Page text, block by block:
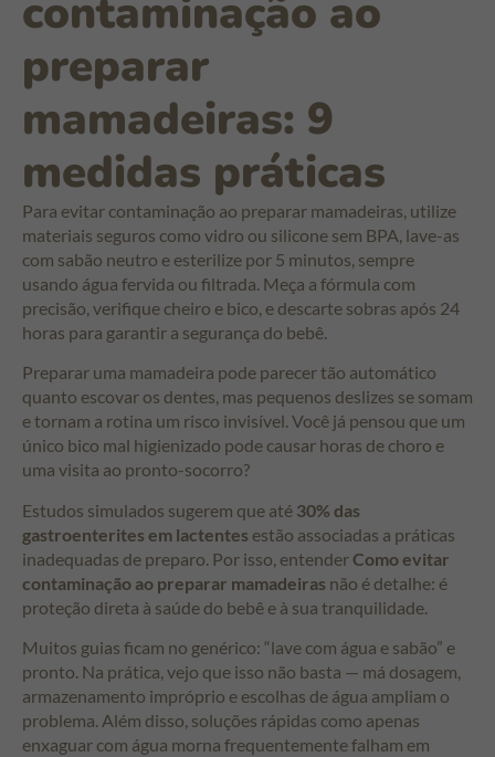
contaminação ao
preparar
mamadeiras: 9
medidas práticas
Para evitar contaminação ao preparar mamadeiras, utilize
materiais seguros como vidro ou silicone sem BPA, lave-as
com sabão neutro e esterilize por 5 minutos, sempre
usando água fervida ou filtrada. Meça a fórmula com
precisão, verifique cheiro e bico, e descarte sobras após 24
horas para garantir a segurança do bebê.
Preparar uma mamadeira pode parecer tão automático
quanto escovar os dentes, mas pequenos deslizes se somam
e tornam a rotina um risco invisível. Você já pensou que um
único bico mal higienizado pode causar horas de choro e
uma visita ao pronto-socorro?
Estudos simulados sugerem que até 30% das
gastroenterites em lactentes estão associadas a práticas
inadequadas de preparo. Por isso, entenderComo evitar
contaminação ao preparar mamadeiras não é detalhe: é
proteção direta à saúde do bebê e à sua tranquilidade.
Muitos guias ficam no genérico: “lave com água e sabão” e
pronto. Na prática, vejo que isso não basta — má dosagem,
armazenamento impróprio e escolhas de água ampliam o
problema. Além disso, soluções rápidas como apenas
enxaguar com água morna frequentemente falham em